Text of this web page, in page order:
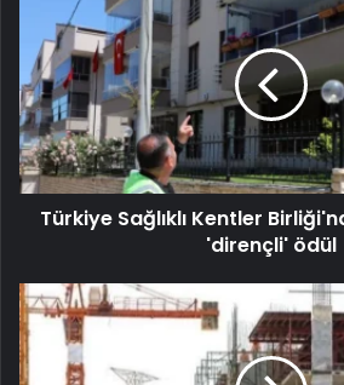
Türkiye Sağlıklı Kentler
'dirençli' ödül